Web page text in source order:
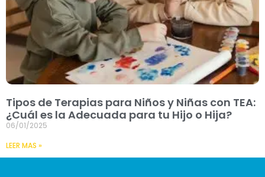
Tipos de Terapias para Niños y Niñas con TEA:
¿Cuál es la Adecuada para tu Hijo o Hija?
06/01/2025
LEER MAS »